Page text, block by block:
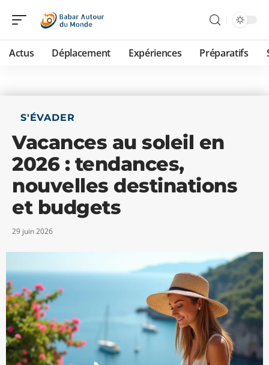
Actus Déplacement Expériences Préparatifs
S'ÉVADER
Vacances au soleil en
2026 : tendances,
nouvelles destinations
et budgets
29 juin 2026